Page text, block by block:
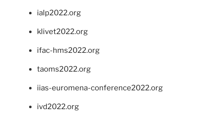
ialp2022.org
klivet2022.org
ifac-hms2022.org
taoms2022.org
iias-euromena-conference2022.org
ivd2022.org